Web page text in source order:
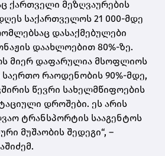
ქართველი მეზღვაურების
საქართველოს 21 000-მდე
დასაქმებულები
დაახლოებით 80%-ზე.
მიერ დაფარულია მსოფლიოს
რაოდენობის 90%-მდე,
წევრი სახელმწიფოების
დროშები. ეს არის
ტრანსპორტის სააგენტოს
მუშაობის შედეგი“, –